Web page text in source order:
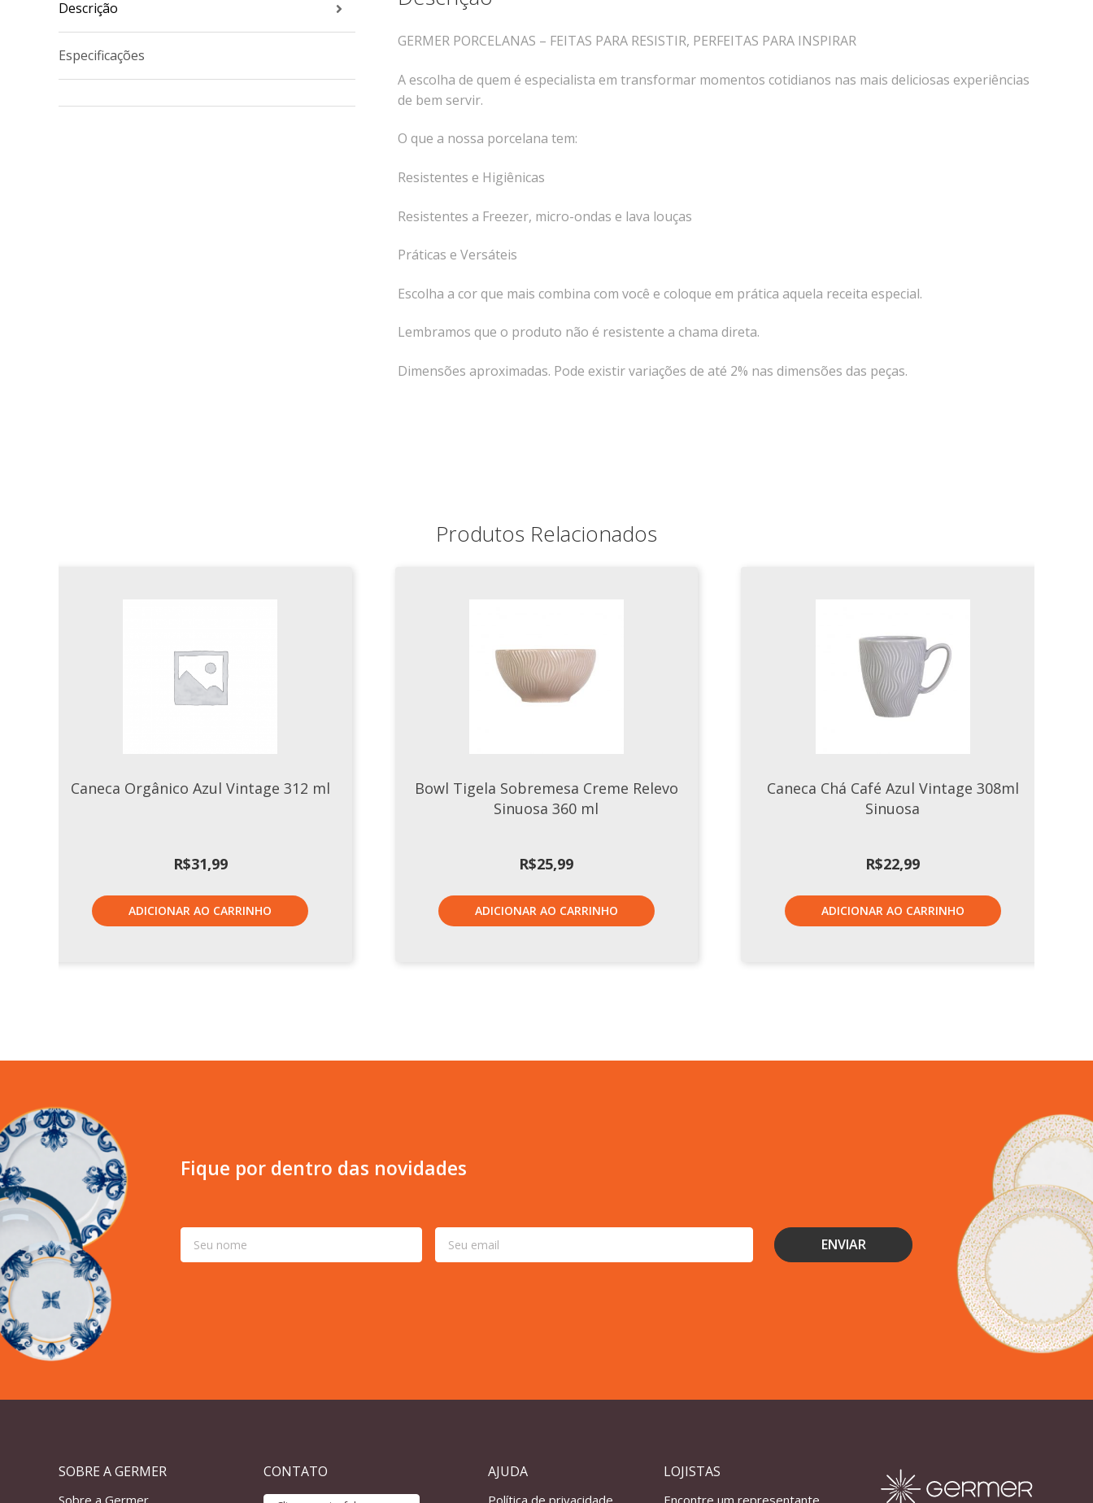
Descrição
Especificações
GERMER PORCELANAS – FEITAS PARA RESISTIR, PERFEITAS PARA INSPIRAR
A escolha de quem é especialista em transformar momentos cotidianos nas mais deliciosas experiências
de bem servir.
O que a nossa porcelana tem:
Resistentes e Higiênicas
Resistentes a Freezer, micro-ondas e lava louças
Práticas e Versáteis
Escolha a cor que mais combina com você e coloque em prática aquela receita especial.
Lembramos que o produto não é resistente a chama direta.
Dimensões aproximadas. Pode existir variações de até 2% nas dimensões das peças.
Produtos Relacionados
Caneca Orgânico Azul Vintage 312 ml
R$31,99
ADICIONAR AO CARRINHO
Bowl Tigela Sobremesa Creme Relevo
Sinuosa 360 ml
R$25,99
ADICIONAR AO CARRINHO
Caneca Chá Café Azul Vintage 308ml
Sinuosa
R$22,99
ADICIONAR AO CARRINHO
Fique por dentro das novidades
SOBRE A GERMER
Sobre a Germer
CONTATO AJUDA
Política de privacidade
LOJISTAS
Encontre um representante